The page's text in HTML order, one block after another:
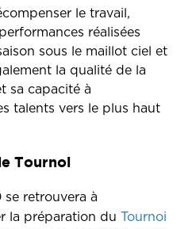
le travail,
réalisées
sous le maillot ciel et
la qualité de la
sa capacité à
talents vers le plus haut
Tournoi
se retrouvera à
la préparation du Tournoi